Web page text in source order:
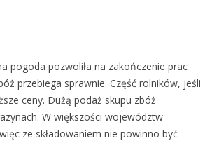
pogoda pozwoliła na zakończenie prac
przebiega sprawnie. Część rolników, jeśli
ceny. Dużą podaż skupu zbóż
W większości województw
ze składowaniem nie powinno być